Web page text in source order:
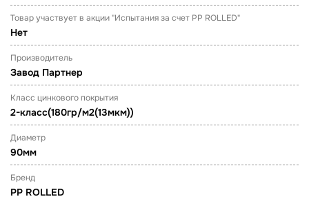
Товар участвует в акции "Испытания за счет PP ROLLED"
Нет
Производитель
Завод Партнер
Класс цинкового покрытия
2-класс(180гр/м2(13мкм))
Диаметр
90мм
Бренд
PP ROLLED